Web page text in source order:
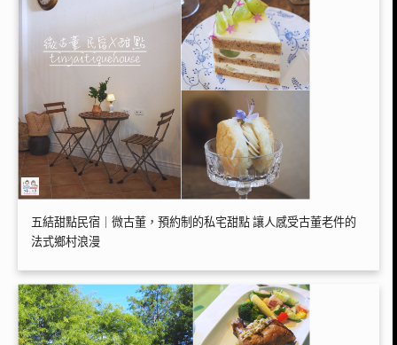
五結甜點民宿｜微古董，預約制的私宅甜點 讓人感受古董老件的
法式鄉村浪漫